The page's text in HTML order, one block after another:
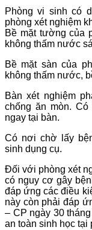
Phòng vi sinh có
phòng xét nghiệm
Bề mặt tường của
không thấm nước
Bề mặt sàn của
không thấm nước,
Bàn xét nghiệm
chống ăn mòn.
ngay tại bàn.
Có nơi chờ lấy
sinh dụng cụ.
Đối với phòng xét
có nguy cơ gây
đáp ứng các điều
này còn phải đáp
– CP ngày 30
an toàn sinh học tại